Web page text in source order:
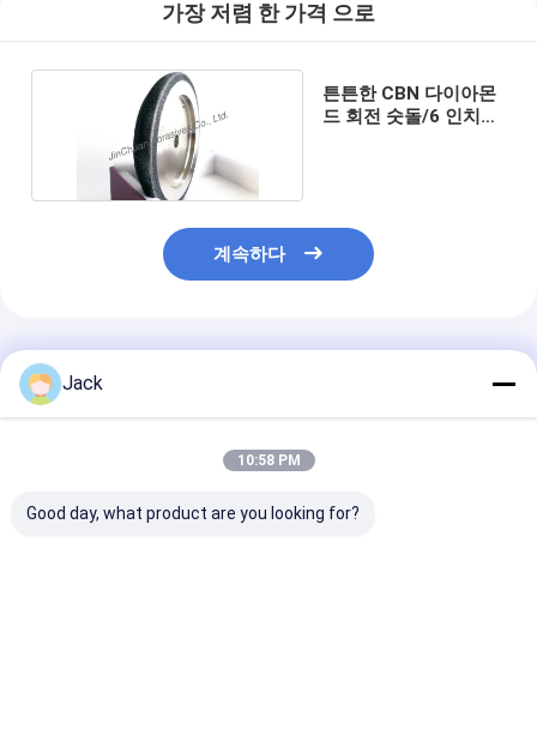
가장 저렴 한 가격 으로
튼튼한 CBN 다이아몬
드 회전 숫돌/6 인치
계속하다
추천된 제품
Jack
10:58 PM
Good day, what product are you looking for?